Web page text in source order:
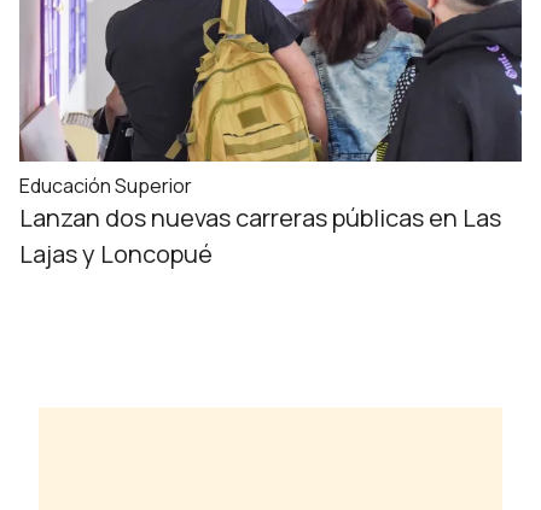
Educación Superior
Lanzan dos nuevas carreras públicas en Las
Lajas y Loncopué